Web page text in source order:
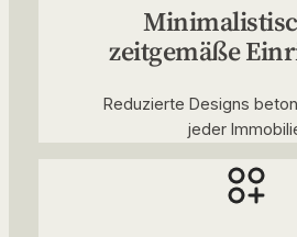
zeitgemäße
Reduzierte Designs
jeder